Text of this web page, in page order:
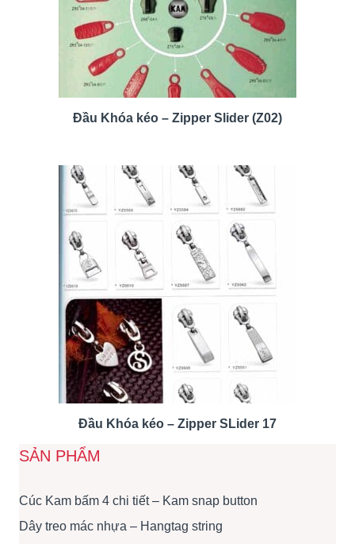
Đầu Khóa kéo – Zipper Slider (Z02)
Đầu Khóa kéo – Zipper SLider 17
SẢN PHẨM
Cúc Kam bấm 4 chi tiết – Kam snap button
Dây treo mác nhựa – Hangtag string